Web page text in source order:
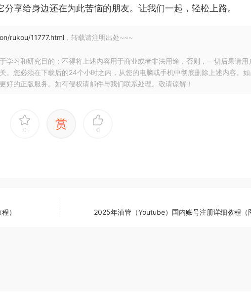
享给身边还在为此苦恼的朋友。让我们一起，轻松上路。
rukou/11777.html ，转载请注明出处~~~
学习和研究目的；不得将上述内容用于商业或者非法用途，否则，一切后果请用
。您必须在下载后的24个小时之内，从您的电脑或手机中彻底删除上述内容。如
好的正版服务。如有侵权请邮件与我们联系处理。敬请谅解！
0 赏 0
） 2025年油管（Youtube）国内账号注册详细教程（